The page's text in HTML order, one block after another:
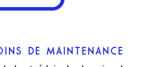
DE MAINTENANCE